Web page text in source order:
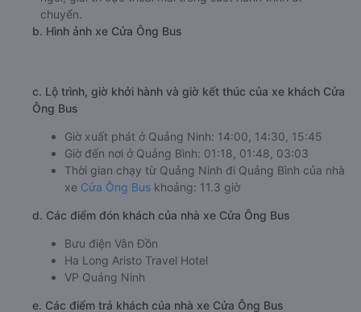
chuyển.
b. Hình ảnh xe Cửa Ông Bus
c. Lộ trình, giờ khởi hành và giờ kết thúc của xe khách Cửa
Ông Bus
Giờ xuất phát ở Quảng Ninh: 14:00, 14:30, 15:45
Giờ đến nơi ở Quảng Bình: 01:18, 01:48, 03:03
Thời gian chạy từ Quảng Ninh đi Quảng Bình của nhà
xe Cửa Ông Bus khoảng: 11.3 giờ
d. Các điểm đón khách của nhà xe Cửa Ông Bus
Bưu điện Vân Đồn
Ha Long Aristo Travel Hotel
VP Quảng Ninh
e. Các điểm trả khách của nhà xe Cửa Ông Bus